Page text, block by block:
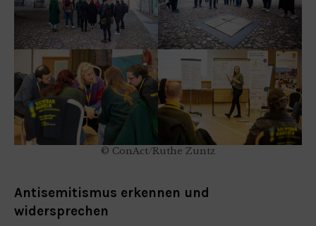
© ConAct/Ruthe Zuntz
Antisemitismus erkennen und
widersprechen